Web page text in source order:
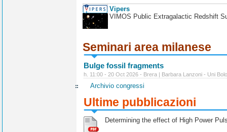
Vipers
VIMOS Public Extragalactic Redshift
Seminari area milanese
Bulge fossil fragments
h. 11:00 - 20 Oct 2026 - Brera | Barbara Lanzoni - Uni
Archivio congressi
Ultime pubblicazioni
Determining the effect of High Power